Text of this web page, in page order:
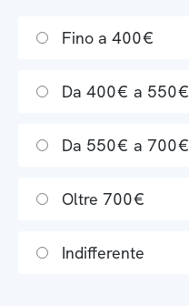
Fino a 400€
Da 400€ a 550€
Da 550€ a 700€
Oltre 700€
Indifferente